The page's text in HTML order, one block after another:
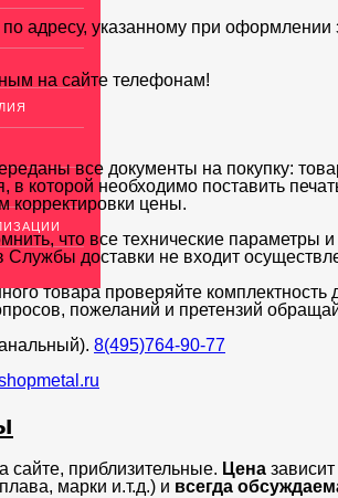
адресу, указанному при
на сайте телефонам!
все документы на покупку:
в которой необходимо поставить
корректировки цены.
что все технические параметры
Службы доставки не входит
товара проверяйте
пожеланий и претензий
8(495)764-90-77
приблизительные. Цена
марки и.т.д.) и всегда